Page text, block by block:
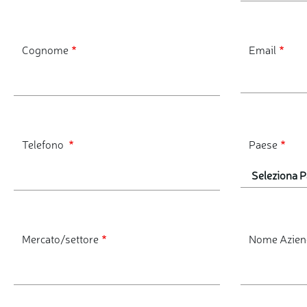
Cognome Email
Telefono Paese
Mercato/settore Nome